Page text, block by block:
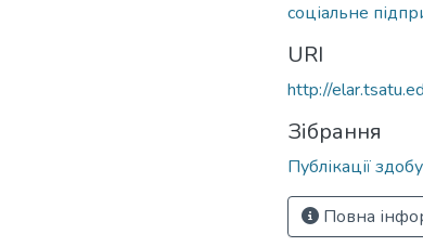
соціальне
URI
http://
Зібрання
Публікації
Повна